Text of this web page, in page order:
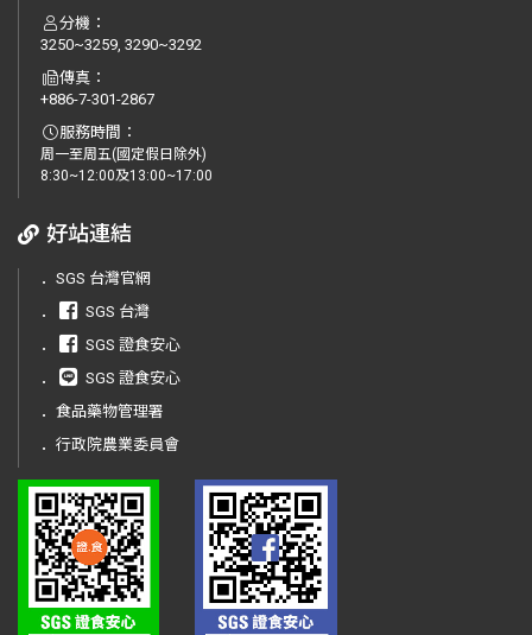
分機：
3250~3259, 3290~3292
傳真：
+886-7-301-2867
服務時間：
周一至周五(國定假日除外)
8:30~12:00及13:00~17:00
好站連結
． SGS 台灣官網
．
SGS 台灣
．
SGS 證食安心
．
SGS 證食安心
． 食品藥物管理署
． 行政院農業委員會